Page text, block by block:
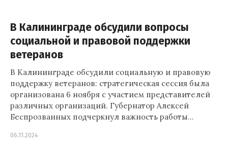
В Калининграде обсудили вопросы
социальной и правовой поддержки
ветеранов
В Калининграде обсудили социальную и правовую
поддержку ветеранов: стратегическая сессия была
организована 6 ноября с участием представителей
различных организаций. Губернатор Алексей
Беспрозванных подчеркнул важность работы…
06.11.2024